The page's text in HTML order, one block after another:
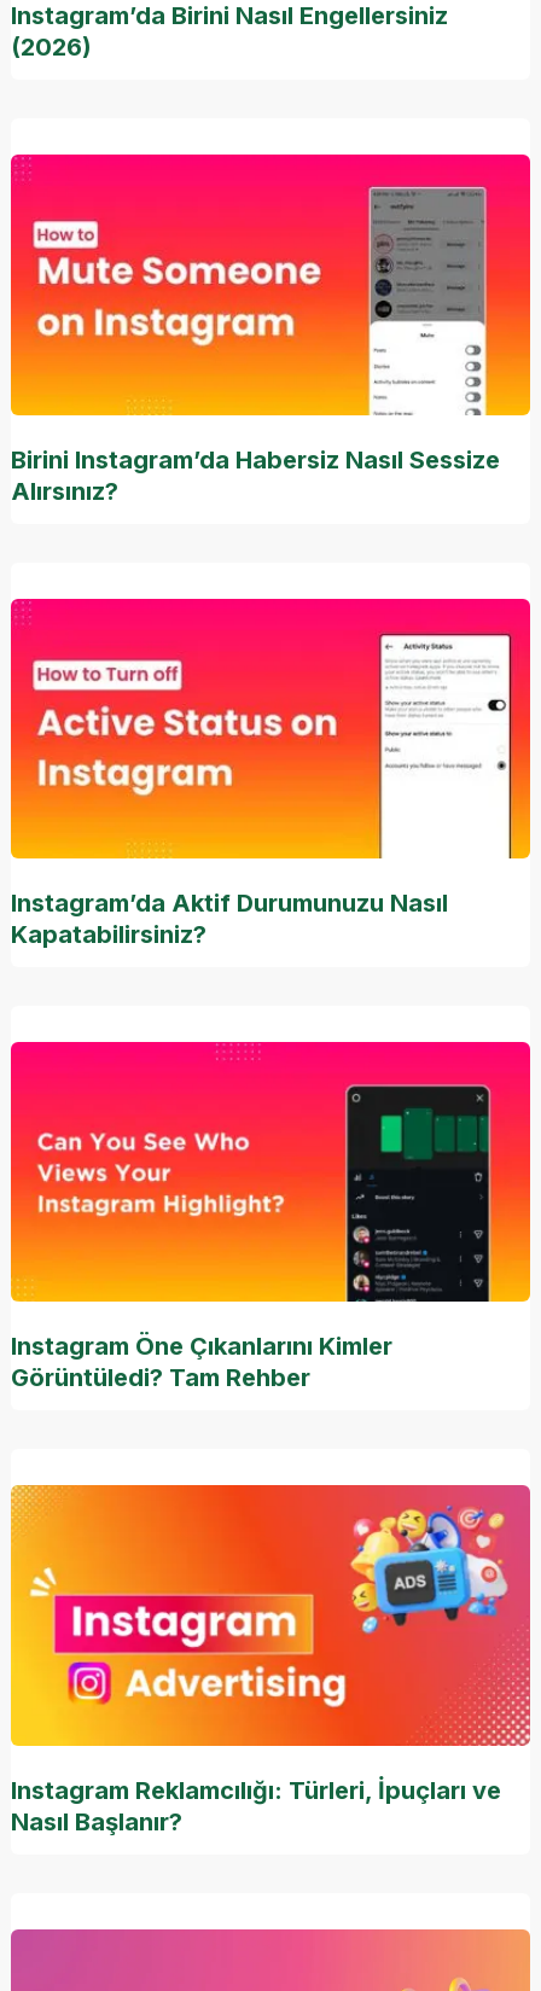
Instagram’da Birini Nasıl Engellersiniz
(2026)
Birini Instagram’da Habersiz Nasıl Sessize
Alırsınız?
Instagram’da Aktif Durumunuzu Nasıl
Kapatabilirsiniz?
Instagram Öne Çıkanlarını Kimler
Görüntüledi? Tam Rehber
Instagram Reklamcılığı: Türleri, İpuçları ve
Nasıl Başlanır?